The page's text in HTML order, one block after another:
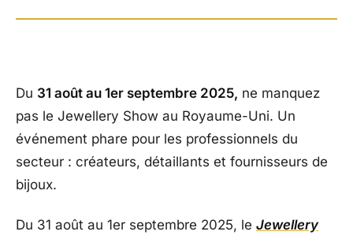
Du 31 août au 1er septembre 2025, ne manquez
pas le Jewellery Show au Royaume-Uni. Un
événement phare pour les professionnels du
secteur : créateurs, détaillants et fournisseurs de
bijoux.
Du 31 août au 1er septembre 2025, le Jewellery